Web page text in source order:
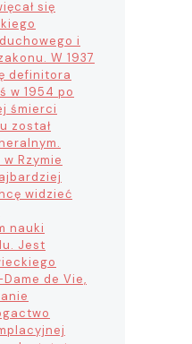
się
i
W 1937
definitora
w 1954 po
śmierci
został
Rzymie
widzieć
nauki
Jest
de Vie,